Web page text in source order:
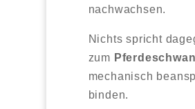
nachwachsen.
Nichts spricht
zum
mechanisch
binden.